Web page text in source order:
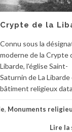
Crypte de la
Connu sous la
moderne de la Crypte
Libarde, l'église Saint-
Saturnin de La
bâtiment religieux
, Monuments
Lire la